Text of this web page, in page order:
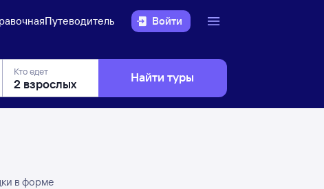
Путеводитель Войти
Кто едет Найти туры
в форме